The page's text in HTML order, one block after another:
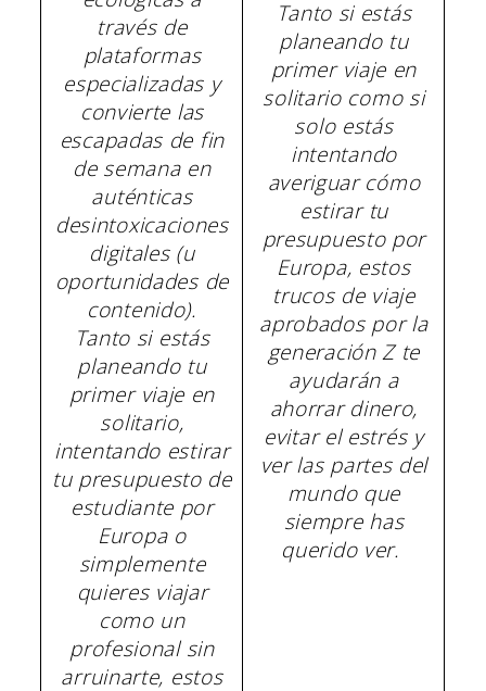
través de
plataformas
especializadas y
convierte las
escapadas de fin
de semana en
auténticas
desintoxicaciones
digitales (u
oportunidades de
contenido).
Tanto si estás
planeando tu
primer viaje en
solitario,
intentando estirar
tu presupuesto de
estudiante por
Europa o
simplemente
quieres viajar
como un
profesional sin
arruinarte, estos
Tanto si estás
planeando tu
primer viaje en
solitario como si
solo estás
intentando
averiguar cómo
estirar tu
presupuesto por
Europa, estos
trucos de viaje
aprobados por la
generación Z te
ayudarán a
ahorrar dinero,
evitar el estrés y
ver las partes del
mundo que
siempre has
querido ver.